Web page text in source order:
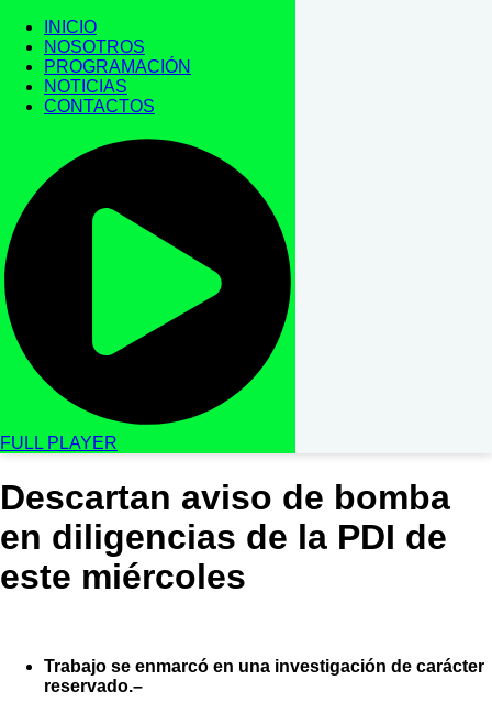
INICIO
NOSOTROS
PROGRAMACIÓN
NOTICIAS
CONTACTOS
FULL PLAYER
Descartan aviso de bomba
en diligencias de la PDI de
este miércoles
Trabajo se enmarcó en una investigación de carácter
reservado.–